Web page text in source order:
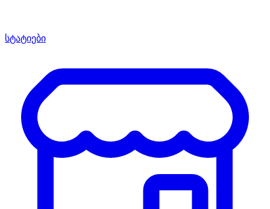
სტატიები